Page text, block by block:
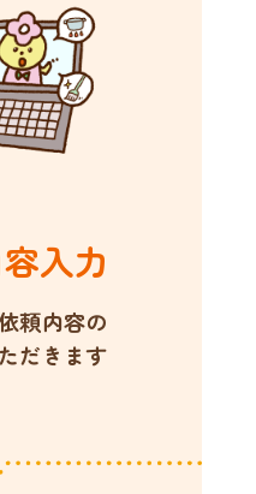
入力
頼内容の
だきます